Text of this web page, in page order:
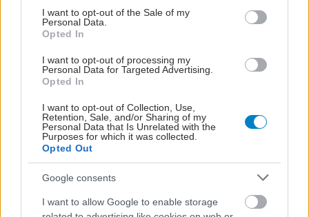
consent section.
I want to opt-out of the Sale of my
Personal Data.
Opted In
I want to opt-out of processing my
Personal Data for Targeted Advertising.
Opted In
I want to opt-out of Collection, Use,
Retention, Sale, and/or Sharing of my
Personal Data that Is Unrelated with the
Purposes for which it was collected.
Opted Out
Google consents
I want to allow Google to enable storage